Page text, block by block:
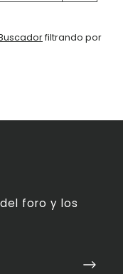
filtrando por
foro y los